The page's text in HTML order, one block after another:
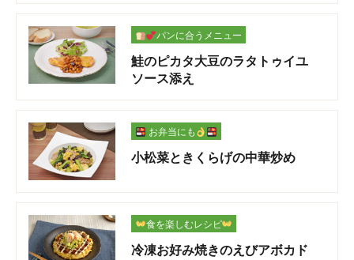
パンに合うメニュー
鮭のピカタ大豆のラタトゥイユ
ソース添え
お弁当にも
小松菜ときくらげの中華炒め
食を楽しむレシピ
冷凍お好み焼きのえびアボカド